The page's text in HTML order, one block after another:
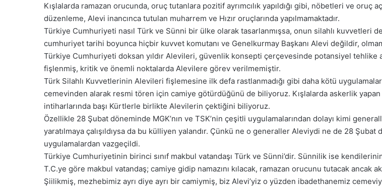
Kışlalarda ramazan orucunda, oruç tutanlara pozitif ayrımcılık yapıldığı gibi, nöbetleri ve oruç
düzenleme, Alevi inancınca tutulan muharrem ve Hızır oruçlarında yapılmamaktadır.
Türkiye Cumhuriyeti nasıl Türk ve Sünni bir ülke olarak tasarlanmışsa, onun silahlı kuvvetleri
cumhuriyet tarihi boyunca hiçbir kuvvet komutanı ve Genelkurmay Başkanı Alevi değildir,
Türkiye Cumhuriyeti doksan yıldır Alevileri, güvenlik konsepti çerçevesinde potansiyel
fişlenmiş, kritik ve önemli noktalarda Alevilere görev verilmemiştir.
Türk Silahlı Kuvvetlerinin Alevileri fişlemesine ilk defa rastlanmadığı gibi daha kötü
cemevinden alarak resmi tören için camiye götürdüğünü de biliyoruz. Kışlalarda askerlik
intiharlarında başı Kürtlerle birlikte Alevilerin çektiğini biliyoruz.
Özellikle 28 Şubat döneminde MGK’nın ve TSK’nin çeşitli uygulamalarından dolayı kimi
yaratılmaya çalışıldıysa da bu külliyen yalandır. Çünkü ne o generaller Aleviydi ne de 28
uygulamalardan vazgeçildi.
Türkiye Cumhuriyetinin birinci sınıf makbul vatandaşı Türk ve Sünni’dir. Sünnilik ise
T.C.ye göre makbul vatandaş; camiye gidip namazını kılacak, ramazan orucunu tutacak ancak
Şiilikmiş, mezhebimiz ayrı diye ayrı bir camiymiş, biz Alevi’yiz o yüzden ibadethanemiz